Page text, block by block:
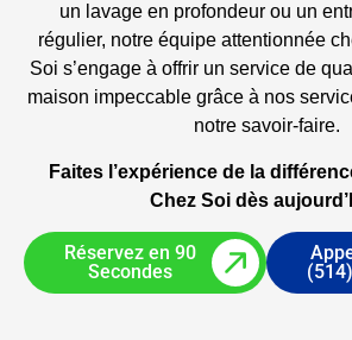
un lavage en profondeur ou un
régulier, notre équipe attentionnée
Soi s’engage à offrir un service de
maison impeccable grâce à nos
notre savoir-faire.
Faites l’expérience de la
Chez Soi dès
Réservez en 90
Secondes